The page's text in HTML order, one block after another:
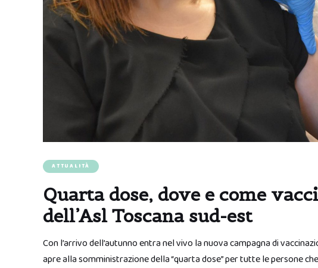
ATTUALITÀ
Quarta dose, dove e come
dell’Asl Toscana sud-est
Con l’arrivo dell’autunno entra nel vivo la nuova campagna di
apre alla somministrazione della “quarta dose” per tutte le persone